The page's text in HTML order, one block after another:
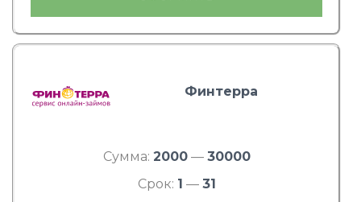
Финтерра
Сумма: 2000— 30000
Срок: 1 — 31